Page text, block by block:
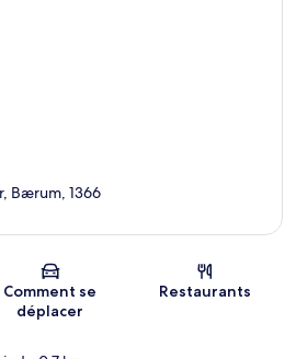
Carte
Bærum, 1366
Comment se
déplacer
Restaurants